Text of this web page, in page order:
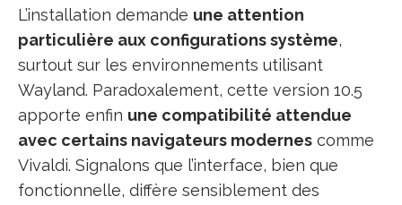
L’installation demande une attention
particulière aux configurations système,
surtout sur les environnements utilisant
Wayland. Paradoxalement, cette version 10.5
apporte enfin une compatibilité attendue
avec certains navigateurs modernes comme
Vivaldi. Signalons que l’interface, bien que
fonctionnelle, diffère sensiblement des